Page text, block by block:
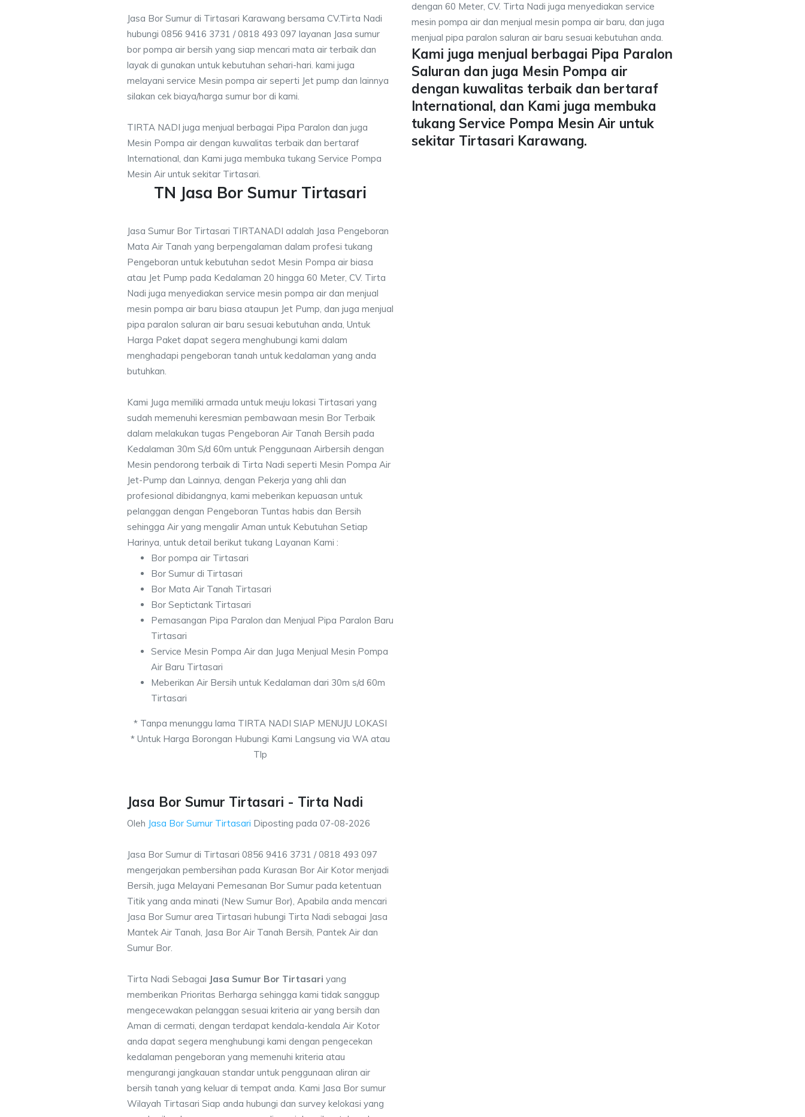
Jasa Bor Sumur di Tirtasari Karawang bersama CV.Tirta Nadi
hubungi 0856 9416 3731 / 0818 493 097 layanan Jasa sumur
bor pompa air bersih yang siap mencari mata air terbaik dan
layak di gunakan untuk kebutuhan sehari-hari. kami juga
melayani service Mesin pompa air seperti Jet pump dan lainnya
silakan cek biaya/harga sumur bor di kami.
TIRTA NADI juga menjual berbagai Pipa Paralon dan juga
Mesin Pompa air dengan kuwalitas terbaik dan bertaraf
International, dan Kami juga membuka tukang Service Pompa
Mesin Air untuk sekitar Tirtasari.
TN Jasa Bor Sumur Tirtasari
Jasa Sumur Bor Tirtasari TIRTANADI adalah Jasa Pengeboran
Mata Air Tanah yang berpengalaman dalam profesi tukang
Pengeboran untuk kebutuhan sedot Mesin Pompa air biasa
atau Jet Pump pada Kedalaman 20 hingga 60 Meter, CV. Tirta
Nadi juga menyediakan service mesin pompa air dan menjual
mesin pompa air baru biasa ataupun Jet Pump, dan juga menjual
pipa paralon saluran air baru sesuai kebutuhan anda, Untuk
Harga Paket dapat segera menghubungi kami dalam
menghadapi pengeboran tanah untuk kedalaman yang anda
butuhkan.
Kami Juga memiliki armada untuk meuju lokasi Tirtasari yang
sudah memenuhi keresmian pembawaan mesin Bor Terbaik
dalam melakukan tugas Pengeboran Air Tanah Bersih pada
Kedalaman 30m S/d 60m untuk Penggunaan Airbersih dengan
Mesin pendorong terbaik di Tirta Nadi seperti Mesin Pompa Air
Jet-Pump dan Lainnya, dengan Pekerja yang ahli dan
profesional dibidangnya, kami meberikan kepuasan untuk
pelanggan dengan Pengeboran Tuntas habis dan Bersih
sehingga Air yang mengalir Aman untuk Kebutuhan Setiap
Harinya, untuk detail berikut tukang Layanan Kami :
Bor pompa air Tirtasari
Bor Sumur di Tirtasari
Bor Mata Air Tanah Tirtasari
Bor Septictank Tirtasari
Pemasangan Pipa Paralon dan Menjual Pipa Paralon Baru
Tirtasari
Service Mesin Pompa Air dan Juga Menjual Mesin Pompa
Air Baru Tirtasari
Meberikan Air Bersih untuk Kedalaman dari 30m s/d 60m
Tirtasari
* Tanpa menunggu lama TIRTA NADI SIAP MENUJU LOKASI
* Untuk Harga Borongan Hubungi Kami Langsung via WA atau
Tlp
dengan 60 Meter, CV. Tirta Nadi juga menyediakan service
mesin pompa air dan menjual mesin pompa air baru, dan juga
menjual pipa paralon saluran air baru sesuai kebutuhan anda.
Kami juga menjual berbagai Pipa Paralon
Saluran dan juga Mesin Pompa air
dengan kuwalitas terbaik dan bertaraf
International, dan Kami juga membuka
tukang Service Pompa Mesin Air untuk
sekitar Tirtasari Karawang.
Jasa Bor Sumur Tirtasari - Tirta Nadi
Oleh Jasa Bor Sumur Tirtasari Diposting pada 07-08-2026
Jasa Bor Sumur di Tirtasari 0856 9416 3731 / 0818 493 097
mengerjakan pembersihan pada Kurasan Bor Air Kotor menjadi
Bersih, juga Melayani Pemesanan Bor Sumur pada ketentuan
Titik yang anda minati (New Sumur Bor), Apabila anda mencari
Jasa Bor Sumur area Tirtasari hubungi Tirta Nadi sebagai Jasa
Mantek Air Tanah, Jasa Bor Air Tanah Bersih, Pantek Air dan
Sumur Bor.
Tirta Nadi Sebagai Jasa Sumur Bor Tirtasari yang
memberikan Prioritas Berharga sehingga kami tidak sanggup
mengecewakan pelanggan sesuai kriteria air yang bersih dan
Aman di cermati, dengan terdapat kendala-kendala Air Kotor
anda dapat segera menghubungi kami dengan pengecekan
kedalaman pengeboran yang memenuhi kriteria atau
mengurangi jangkauan standar untuk penggunaan aliran air
bersih tanah yang keluar di tempat anda. Kami Jasa Bor sumur
Wilayah Tirtasari Siap anda hubungi dan survey kelokasi yang